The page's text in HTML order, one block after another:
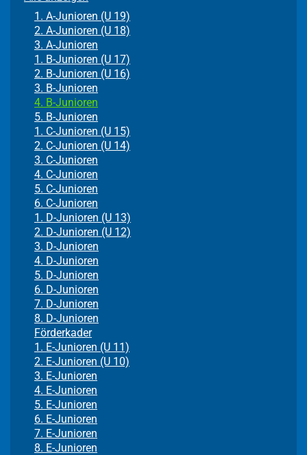
1. A-Junioren (U 19)
2. A-Junioren (U 18)
3. A-Junioren
1. B-Junioren (U 17)
2. B-Junioren (U 16)
3. B-Junioren
4. B-Junioren
5. B-Junioren
1. C-Junioren (U 15)
2. C-Junioren (U 14)
3. C-Junioren
4. C-Junioren
5. C-Junioren
6. C-Junioren
1. D-Junioren (U 13)
2. D-Junioren (U 12)
3. D-Junioren
4. D-Junioren
5. D-Junioren
6. D-Junioren
7. D-Junioren
8. D-Junioren
Förderkader
1. E-Junioren (U 11)
2. E-Junioren (U 10)
3. E-Junioren
4. E-Junioren
5. E-Junioren
6. E-Junioren
7. E-Junioren
8. E-Junioren